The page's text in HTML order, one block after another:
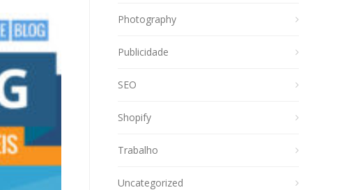
Photography
Publicidade
SEO
Shopify
Trabalho
Uncategorized